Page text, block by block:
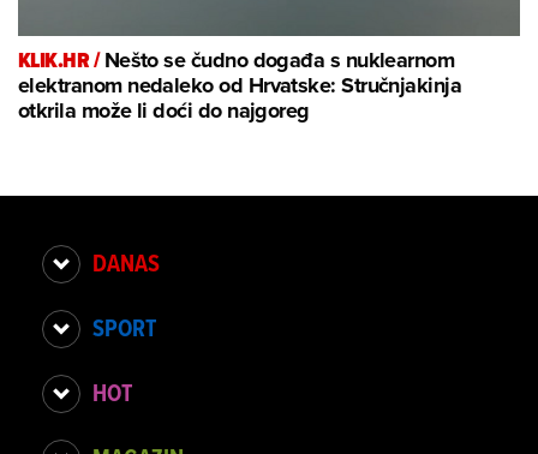
KLIK.HR /Nešto se čudno događa s nuklearnom
elektranom nedaleko od Hrvatske: Stručnjakinja
otkrila može li doći do najgoreg
DANAS
SPORT
HOT